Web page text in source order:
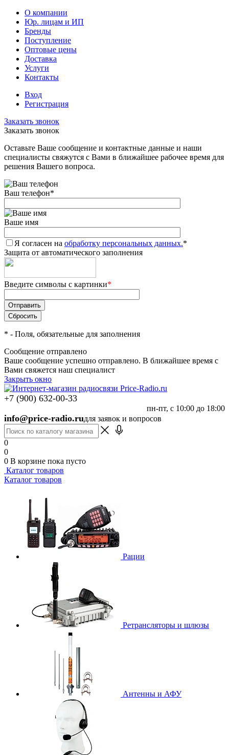
О компании
Юр. лицам и ИП
Бренды
Поступление
Оптовые цены
Доставка
Услуги
Контакты
Вход
Регистрация
Заказать звонок
Заказать звонок
Оставьте Ваше сообщение и контактные данные и наши
специалисты свяжутся с Вами в ближайшее рабочее время для
решения Вашего вопроса.
Ваш телефон*
Ваше имя
Я согласен на обработку персональных данных.*
Защита от автоматического заполнения
Введите символы с картинки*
* - Поля, обязательные для заполнения
Сообщение отправлено
Ваше сообщение успешно отправлено. В ближайшее время с
Вами свяжется наш специалист
Закрыть окно
+7 (900) 632-00-33
пн-пт, с 10:00 до 18:00
info@price-radio.ruдля заявок и вопросов
0
0
0 В корзине пока пусто
Каталог товаров
Каталог товаров
Рации
Ретрансляторы и шлюзы
Антенны и АФУ